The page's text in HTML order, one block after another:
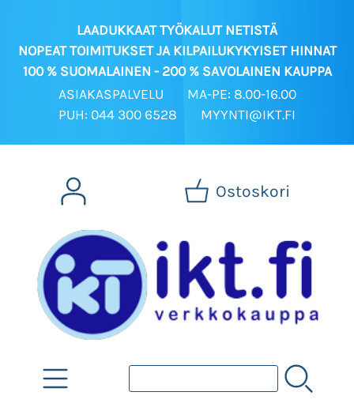
LAADUKKAAT TYÖKALUT NETISTÄ
NOPEAT TOIMITUKSET JA KILPAILUKYKYISET HINNAT
100 % SUOMALAINEN - 200 % SAVOLAINEN KAUPPA
ASIAKASPALVELU
MA-PE: 8.00-16.00
PUH: 044 300 6528
MYYNTI@IKT.FI
Ostoskori